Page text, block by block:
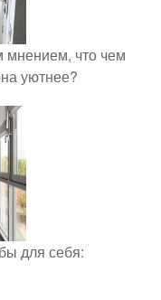
мнением, что чем
уютнее?
для себя: